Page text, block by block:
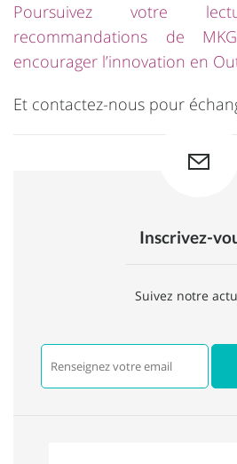
Poursuivez votre
recommandations de
encourager l’innovation en
Et contactez-nous pour
Inscrivez-
Suivez notre